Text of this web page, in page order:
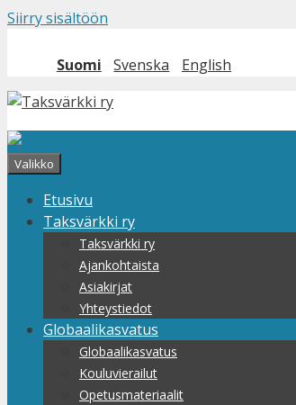
Siirry sisältöön
Suomi Svenska English
Valikko
Etusivu
Taksvärkki ry
Taksvärkki ry
Ajankohtaista
Asiakirjat
Yhteystiedot
Globaalikasvatus
Globaalikasvatus
Kouluvierailut
Opetusmateriaalit